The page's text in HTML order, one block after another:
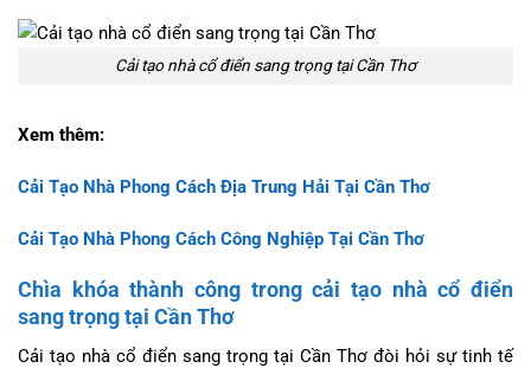
Cải tạo nhà cổ điển sang trọng tại Cần Thơ
Xem thêm:
Cải Tạo Nhà Phong Cách Địa Trung Hải Tại Cần Thơ
Cải Tạo Nhà Phong Cách Công Nghiệp Tại Cần Thơ
Chìa khóa thành công trong cải tạo nhà cổ điển
sang trọng tại Cần Thơ
Cải tạo nhà cổ điển sang trọng tại Cần Thơ đòi hỏi sự tinh tế